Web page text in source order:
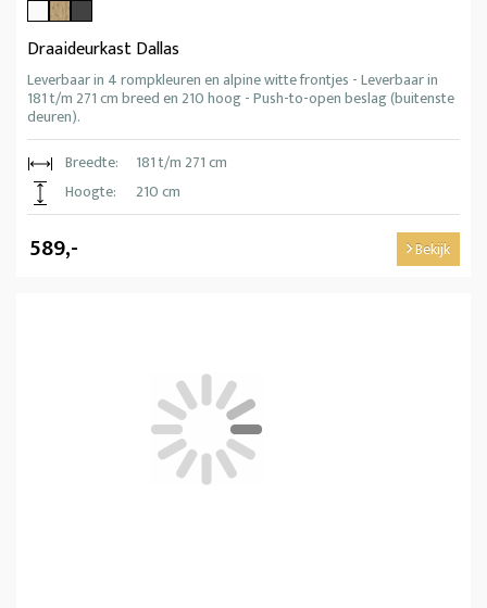
Draaideurkast Dallas
Leverbaar in 4 rompkleuren en alpine witte frontjes - Leverbaar in
181 t/m 271 cm breed en 210 hoog - Push-to-open beslag (buitenste
deuren).
Breedte:
181 t/m 271 cm
Hoogte:
210 cm
589,- Bekijk